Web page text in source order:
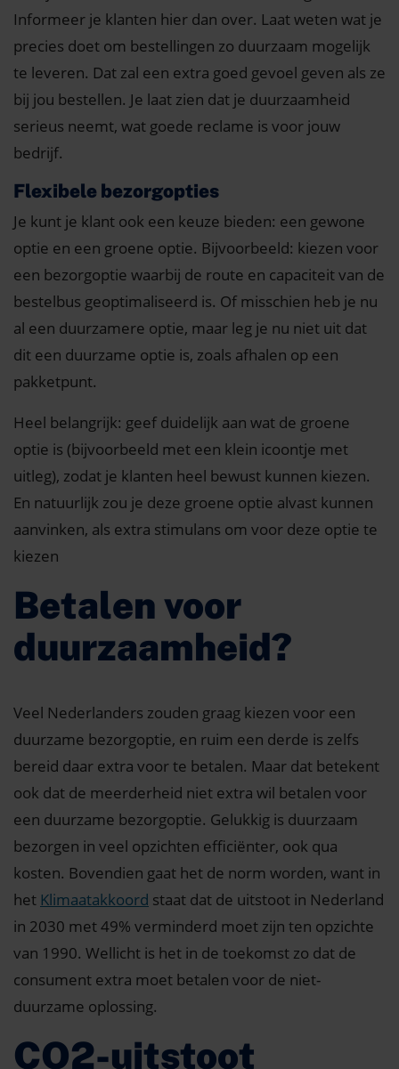
Informeer je klanten hier dan over. Laat weten wat je
precies doet om bestellingen zo duurzaam mogelijk
te leveren. Dat zal een extra goed gevoel geven als ze
bij jou bestellen. Je laat zien dat je duurzaamheid
serieus neemt, wat goede reclame is voor jouw
bedrijf.
Flexibele bezorgopties
Je kunt je klant ook een keuze bieden: een gewone
optie en een groene optie. Bijvoorbeeld: kiezen voor
een bezorgoptie waarbij de route en capaciteit van de
bestelbus geoptimaliseerd is. Of misschien heb je nu
al een duurzamere optie, maar leg je nu niet uit dat
dit een duurzame optie is, zoals afhalen op een
pakketpunt.
Heel belangrijk: geef duidelijk aan wat de groene
optie is (bijvoorbeeld met een klein icoontje met
uitleg), zodat je klanten heel bewust kunnen kiezen.
En natuurlijk zou je deze groene optie alvast kunnen
aanvinken, als extra stimulans om voor deze optie te
kiezen
Betalen voor
duurzaamheid?
Veel Nederlanders zouden graag kiezen voor een
duurzame bezorgoptie, en ruim een derde is zelfs
bereid daar extra voor te betalen. Maar dat betekent
ook dat de meerderheid niet extra wil betalen voor
een duurzame bezorgoptie. Gelukkig is duurzaam
bezorgen in veel opzichten efficiënter, ook qua
kosten. Bovendien gaat het de norm worden, want in
het Klimaatakkoord staat dat de uitstoot in Nederland
in 2030 met 49% verminderd moet zijn ten opzichte
van 1990. Wellicht is het in de toekomst zo dat de
consument extra moet betalen voor de niet-
duurzame oplossing.
CO2-uitstoot